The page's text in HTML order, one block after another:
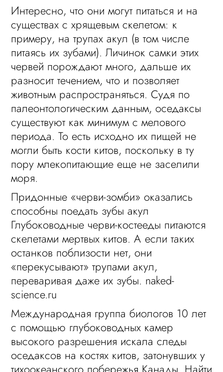
Интересно, что они могут питаться и на
существах с хрящевым скелетом: к
примеру, на трупах акул (в том числе
питаясь их зубами). Личинок самки этих
червей порождают много, дальше их
разносит течением, что и позволяет
животным распространяться. Судя по
палеонтологическим данным, оседаксы
существуют как минимум с мелового
периода. То есть исходно их пищей не
могли быть кости китов, поскольку в ту
пору млекопитающие еще не заселили
моря.
Придонные «черви-зомби» оказались
способны поедать зубы акул
Глубоководные черви-костееды питаются
скелетами мертвых китов. А если таких
останков поблизости нет, они
«перекусывают» трупами акул,
переваривая даже их зубы. naked-
science.ru
Международная группа биологов 10 лет
с помощью глубоководных камер
высокого разрешения искала следы
оседаксов на костях китов, затонувших у